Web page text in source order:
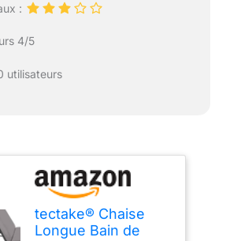
:
4/5
utilisateurs
tectake® Chaise
Longue Bain de